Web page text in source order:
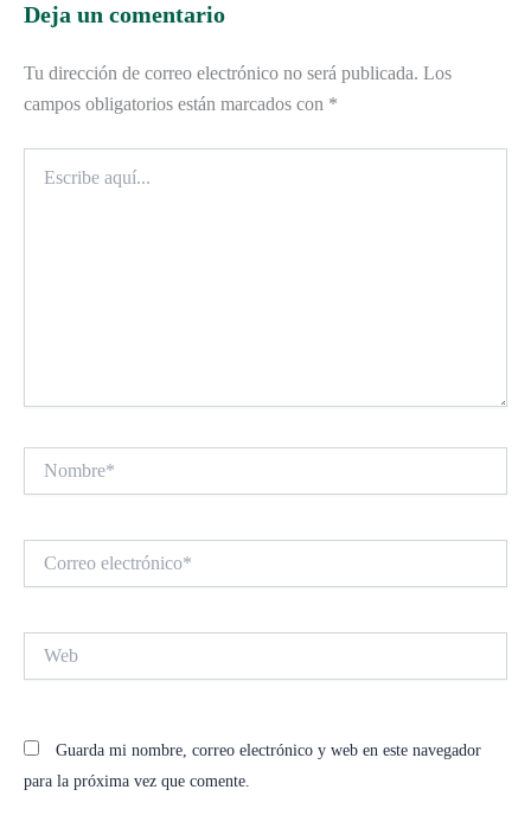
Deja un comentario
Tu dirección de correo electrónico no será publicada. Los
campos obligatorios están marcados con *
aquí...
electrónico*
Guarda mi nombre, correo electrónico y web en este navegador
para la próxima vez que comente.